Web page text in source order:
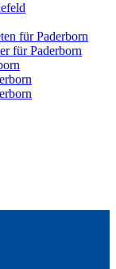
für Paderborn
für Paderborn